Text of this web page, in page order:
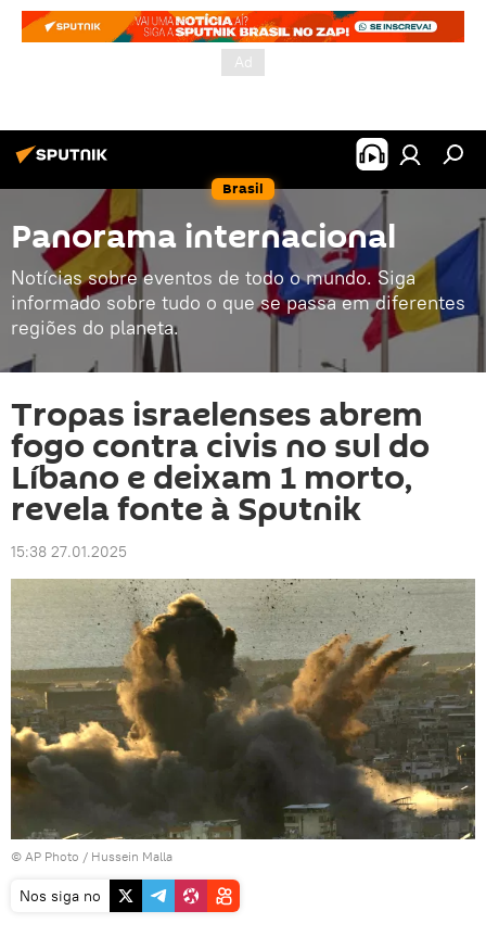
Brasil
Panorama internacional
Notícias sobre eventos de todo o mundo. Siga
informado sobre tudo o que se passa em diferentes
regiões do planeta.
Tropas israelenses abrem
fogo contra civis no sul do
Líbano e deixam 1 morto,
revela fonte à Sputnik
15:38 27.01.2025
© AP Photo / Hussein Malla
Nos siga no